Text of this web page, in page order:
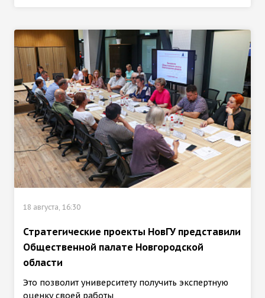
18 августа, 16:30
Стратегические проекты НовГУ представили
Общественной палате Новгородской
области
Это позволит университету получить экспертную
оценку своей работы